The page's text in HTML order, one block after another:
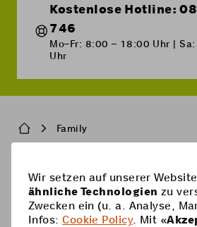
Kostenlose Hotline:
746
Mo–Fr: 8:00 – 18:00 Uhr |
Uhr
Breadcrumb
Family
Pied
de
page
Handy-Abos
Handy-Abos
Hilfe
Wir setzen auf unserer Website
ähnliche Technologien zu
Zwecken ein (u. a. Analyse,
Infos:Cookie Policy. Mit «